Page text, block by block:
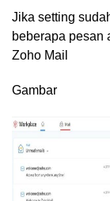
Jika setting
beberapa pesan
Zoho Mail
Gambar